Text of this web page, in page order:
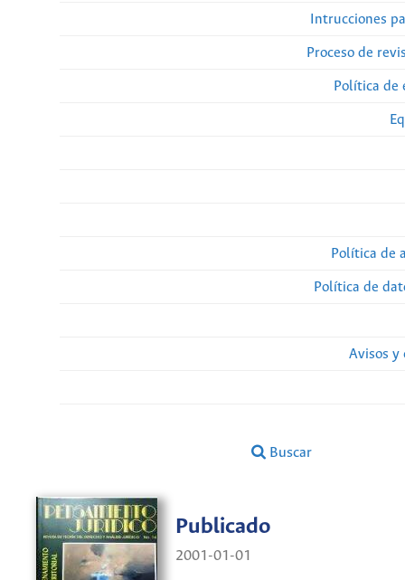
Intrucciones
Proceso de
Política
Política de
Política de
Avisos y
Buscar
Publicado
2001-01-01